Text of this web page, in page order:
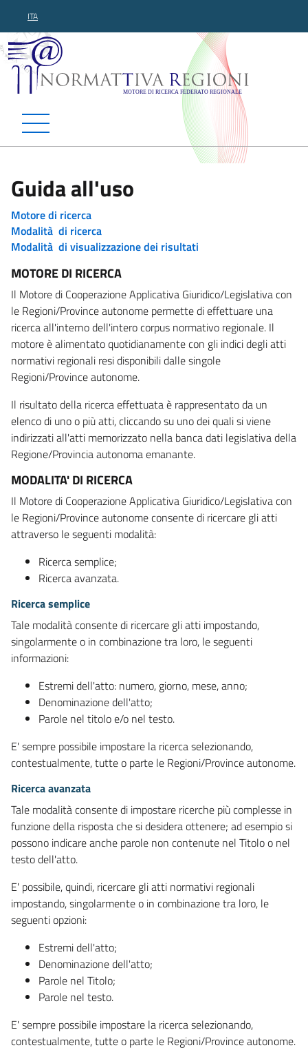
ITA
Normattiva Regioni -
Guida all'uso
Motore di ricerca
Modalità di ricerca
Modalità di visualizzazione dei risultati
MOTORE DI RICERCA
Il Motore di Cooperazione Applicativa Giuridico/Legislativa con
le Regioni/Province autonome permette di effettuare una
ricerca all'interno dell'intero corpus normativo regionale. Il
motore è alimentato quotidianamente con gli indici degli atti
normativi regionali resi disponibili dalle singole
Regioni/Province autonome.
Il risultato della ricerca effettuata è rappresentato da un
elenco di uno o più atti, cliccando su uno dei quali si viene
indirizzati all'atti memorizzato nella banca dati legislativa della
Regione/Provincia autonoma emanante.
MODALITA' DI RICERCA
Il Motore di Cooperazione Applicativa Giuridico/Legislativa con
le Regioni/Province autonome consente di ricercare gli atti
attraverso le seguenti modalità:
Ricerca semplice;
Ricerca avanzata.
Ricerca semplice
Tale modalità consente di ricercare gli atti impostando,
singolarmente o in combinazione tra loro, le seguenti
informazioni:
Estremi dell'atto: numero, giorno, mese, anno;
Denominazione dell'atto;
Parole nel titolo e/o nel testo.
E' sempre possibile impostare la ricerca selezionando,
contestualmente, tutte o parte le Regioni/Province autonome.
Ricerca avanzata
Tale modalità consente di impostare ricerche più complesse in
funzione della risposta che si desidera ottenere; ad esempio si
possono indicare anche parole non contenute nel Titolo o nel
testo dell'atto.
E' possibile, quindi, ricercare gli atti normativi regionali
impostando, singolarmente o in combinazione tra loro, le
seguenti opzioni:
Estremi dell'atto;
Denominazione dell'atto;
Parole nel Titolo;
Parole nel testo.
E' sempre possibile impostare la ricerca selezionando,
contestualmente, tutte o parte le Regioni/Province autonome.